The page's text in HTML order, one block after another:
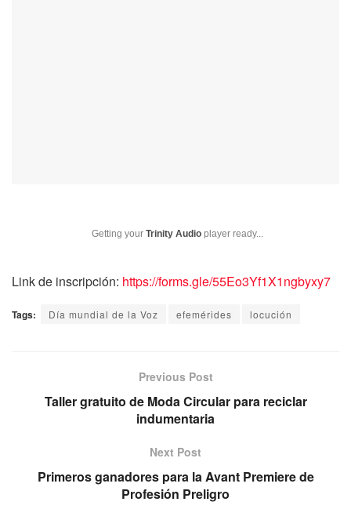
Getting your Trinity Audio player ready...
Link de inscripción: https://forms.gle/55Eo3Yf1X1ngbyxy7
Tags: Día mundial de la Voz efemérides locución
Previous Post
Taller gratuito de Moda Circular para reciclar
indumentaria
Next Post
Primeros ganadores para la Avant Premiere de
Profesión Preligro